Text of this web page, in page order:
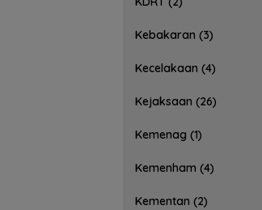
Kebakaran (3)
Kecelakaan (4)
Kejaksaan (26)
Kemenag (1)
Kemenham (4)
Kementan (2)